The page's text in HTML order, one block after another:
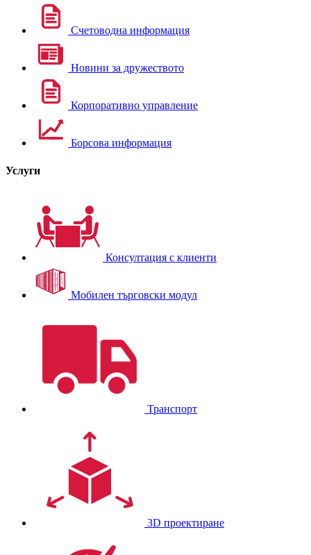
Счетоводна информация
Новини за дружеството
Корпоративно управление
Борсова информация
Услуги
Консултация с клиенти
Мобилен търговски модул
Транспорт
3D проектиране